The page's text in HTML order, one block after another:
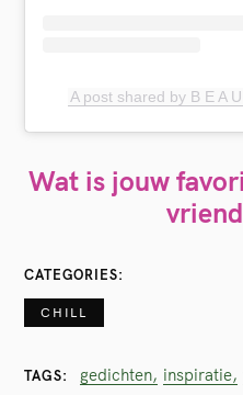
A post shared by B E A
Wat is jouw
CATEGORIES
CHILL
TAGS gedichten inspiratie